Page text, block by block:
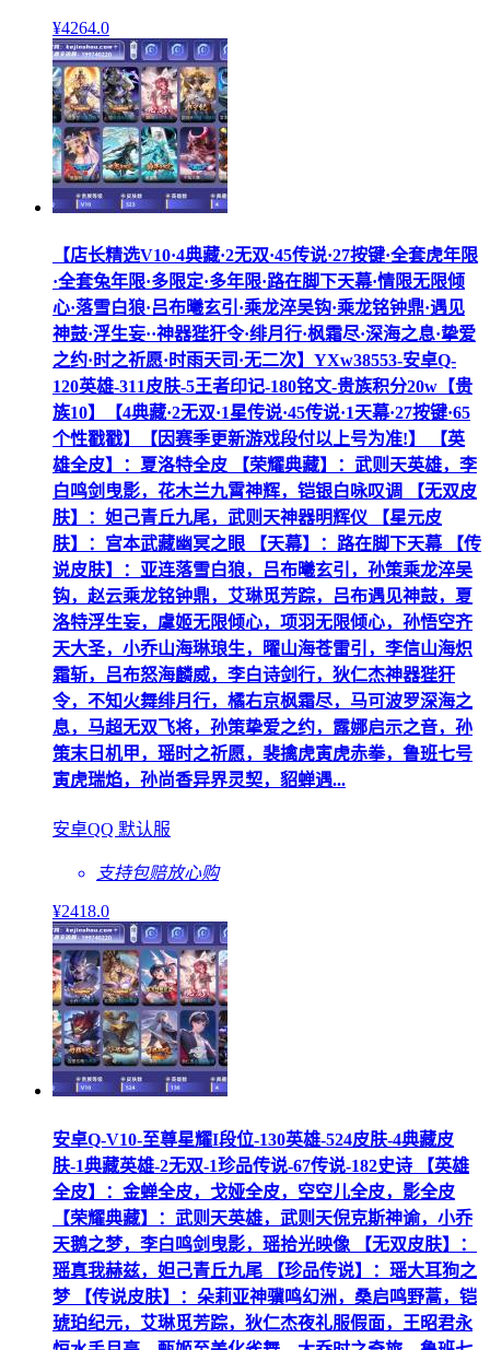
¥4264.0
【店长精选V10·4典藏·2无双·45传说·27按键·全套虎年限
·全套兔年限·多限定·多年限·路在脚下天幕·情限无限倾
心·落雪白狼·吕布曦玄引·乘龙淬吴钩·乘龙铭钟鼎·遇见
神鼓·浮生妄··神器狴犴令·绯月行·枫霜尽·深海之息·挚爱
之约·时之祈愿·时雨天司·无二次】YXw38553-安卓Q-
120英雄-311皮肤-5王者印记-180铭文-贵族积分20w【贵
族10】【4典藏·2无双·1星传说·45传说·1天幕·27按键·65
个性戳戳】【因赛季更新游戏段付以上号为准!】 【英
雄全皮】：夏洛特全皮 【荣耀典藏】：武则天英雄，李
白鸣剑曳影，花木兰九霄神辉，铠银白咏叹调 【无双皮
肤】：妲己青丘九尾，武则天神器明辉仪 【星元皮
肤】：宫本武藏幽冥之眼 【天幕】：路在脚下天幕 【传
说皮肤】：亚连落雪白狼，吕布曦玄引，孙策乘龙淬吴
钩，赵云乘龙铭钟鼎，艾琳觅芳踪，吕布遇见神鼓，夏
洛特浮生妄，虞姬无限倾心，项羽无限倾心，孙悟空齐
天大圣，小乔山海琳琅生，曜山海苍雷引，李信山海炽
霜斩，吕布怒海麟威，李白诗剑行，狄仁杰神器狴犴
令，不知火舞绯月行，橘右京枫霜尽，马可波罗深海之
息，马超无双飞将，孙策挚爱之约，露娜启示之音，孙
策末日机甲，瑶时之祈愿，裴擒虎寅虎赤拳，鲁班七号
寅虎瑞焰，孙尚香异界灵契，貂蝉遇...
安卓QQ 默认服
支持包赔放心购
¥2418.0
安卓Q-V10-至尊星耀I段位-130英雄-524皮肤-4典藏皮
肤-1典藏英雄-2无双-1珍品传说-67传说-182史诗 【英雄
全皮】：金蝉全皮，戈娅全皮，空空儿全皮，影全皮
【荣耀典藏】：武则天英雄，武则天倪克斯神谕，小乔
天鹅之梦，李白鸣剑曳影，瑶拾光映像 【无双皮肤】：
瑶真我赫兹，妲己青丘九尾 【珍品传说】：瑶大耳狗之
梦 【传说皮肤】：朵莉亚神骥鸣幻洲，桑启鸣野蒿，铠
琥珀纪元，艾琳觅芳踪，狄仁杰夜礼服假面，王昭君永